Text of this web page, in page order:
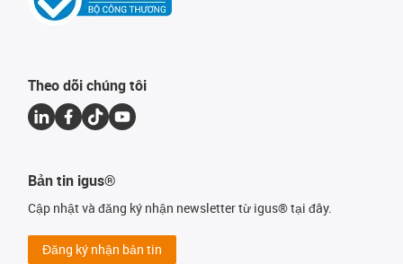
Theo dõi chúng tôi
Bản tin igus®
Cập nhật và đăng ký nhận newsletter từ igus® tại đây.
Đăng ký nhận bản tin